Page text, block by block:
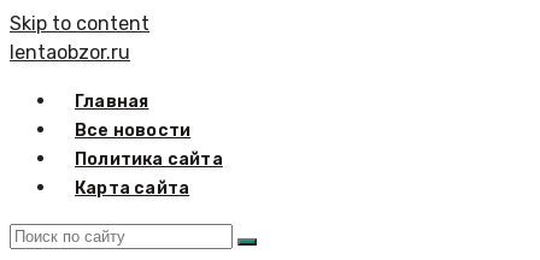
Skip to content
lentaobzor.ru
Главная
Все новости
Политика сайта
Карта сайта